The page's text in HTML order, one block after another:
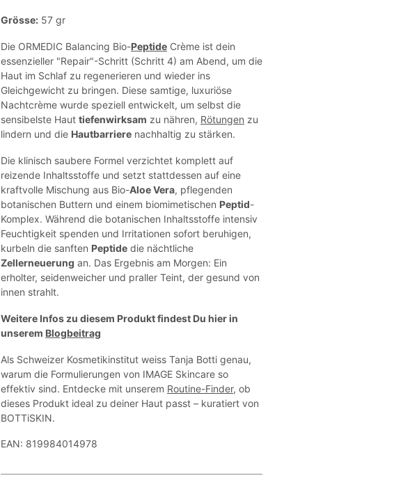
Grösse: 57 gr
Die ORMEDIC Balancing Bio-Peptide Crème ist dein
essenzieller "Repair"-Schritt (Schritt 4) am Abend, um die
Haut im Schlaf zu regenerieren und wieder ins
Gleichgewicht zu bringen. Diese samtige, luxuriöse
Nachtcrème wurde speziell entwickelt, um selbst die
sensibelste Haut tiefenwirksam zu nähren, Rötungen zu
lindern und die Hautbarriere nachhaltig zu stärken.
Die klinisch saubere Formel verzichtet komplett auf
reizende Inhaltsstoffe und setzt stattdessen auf eine
kraftvolle Mischung aus Bio-Aloe Vera, pflegenden
botanischen Buttern und einem biomimetischen Peptid-
Komplex. Während die botanischen Inhaltsstoffe intensiv
Feuchtigkeit spenden und Irritationen sofort beruhigen,
kurbeln die sanften Peptide die nächtliche
Zellerneuerung an. Das Ergebnis am Morgen: Ein
erholter, seidenweicher und praller Teint, der gesund von
innen strahlt.
Weitere Infos zu diesem Produkt findest Du hier in
unserem Blogbeitrag
Als Schweizer Kosmetikinstitut weiss Tanja Botti genau,
warum die Formulierungen von IMAGE Skincare so
effektiv sind. Entdecke mit unserem Routine-Finder, ob
dieses Produkt ideal zu deiner Haut passt – kuratiert von
BOTTiSKIN.
EAN: 819984014978